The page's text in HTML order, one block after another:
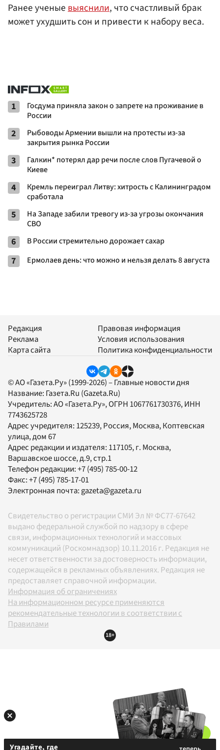
Ранее ученыевыяснили, что счастливый брак
может ухудшить сон и привести к набору веса.
1
Госдума приняла закон о запрете на проживание в
России
2
Рыбоводы Армении вышли на протесты из-за
закрытия рынка России
3
Галкин* потерял дар речи после слов Пугачевой о
Киеве
4
Кремль переиграл Литву: хитрость с Калининградом
сработала
5
На Западе забили тревогу из-за угрозы окончания
СВО
6 В России стремительно дорожает сахар
7 Ермолаев день: что можно и нельзя делать 8 августа
Редакция
Реклама
Карта сайта
Правовая информация
Условия использования
Политика конфиденциальности
© АО «Газета.Ру» (1999-2026) – Главные новости дня
Название: Газета.Ru (Gazeta.Ru)
Учредитель:АО «Газета.Ру», ОГРН 1067761730376, ИНН
7743625728
Адрес учредителя: 125239, Россия, Москва, Коптевская
улица, дом 67
Адрес редакции и издателя: 117105, г. Москва,
Варшавское шоссе, д.9, стр.1
Телефон редакции:+7 (495) 785-00-12
Факс:+7 (495) 785-17-01
Электронная почта:gazeta@gazeta.ru
Свидетельство о регистрации СМИ Эл № ФС77-67642
выдано федеральной службой по надзору в сфере
связи, информационных технологий и массовых
коммуникаций (Роскомнадзор) 10.11.2016 г. Редакция не
несет ответственности за достоверность информации,
содержащейся в рекламных объявлениях. Редакция не
предоставляет справочной информации.
Информация об ограничениях
На информационном ресурсе применяются
рекомендательные технологии в соответствии с
Правилами
18+
Угадайте, где